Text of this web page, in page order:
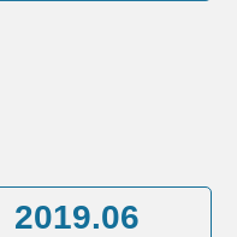
2019.06